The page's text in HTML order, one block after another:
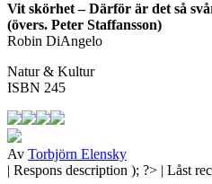
Vit skörhet – Därför är det så
(övers. Peter Staffansson)
Robin DiAngelo
Natur & Kultur
ISBN 245
Av Torbjörn Elensky
| Respons description ); ?> | Låst